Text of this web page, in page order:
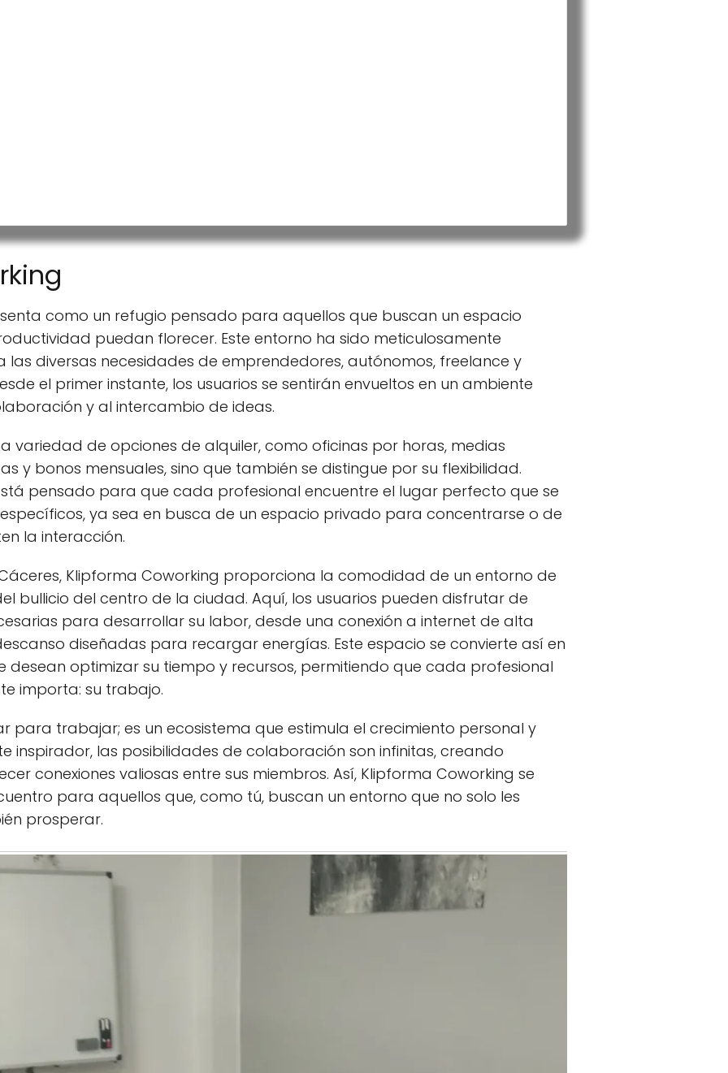
como un refugio pensado para aquellos que buscan un espacio
puedan florecer. Este entorno ha sido meticulosamente
diversas necesidades de emprendedores, autónomos, freelance y
el primer instante, los usuarios se sentirán envueltos en un ambiente
y al intercambio de ideas.
variedad de opciones de alquiler, como oficinas por horas, medias
y bonos mensuales, sino que también se distingue por su flexibilidad.
pensado para que cada profesional encuentre el lugar perfecto que se
ya sea en busca de un espacio privado para concentrarse o de
la interacción.
Klipforma Coworking proporciona la comodidad de un entorno de
bullicio del centro de la ciudad. Aquí, los usuarios pueden disfrutar de
para desarrollar su labor, desde una conexión a internet de alta
diseñadas para recargar energías. Este espacio se convierte así en
optimizar su tiempo y recursos, permitiendo que cada profesional
importa: su trabajo.
para trabajar; es un ecosistema que estimula el crecimiento personal y
inspirador, las posibilidades de colaboración son infinitas, creando
conexiones valiosas entre sus miembros. Así, Klipforma Coworking se
para aquellos que, como tú, buscan un entorno que no solo les
prosperar.